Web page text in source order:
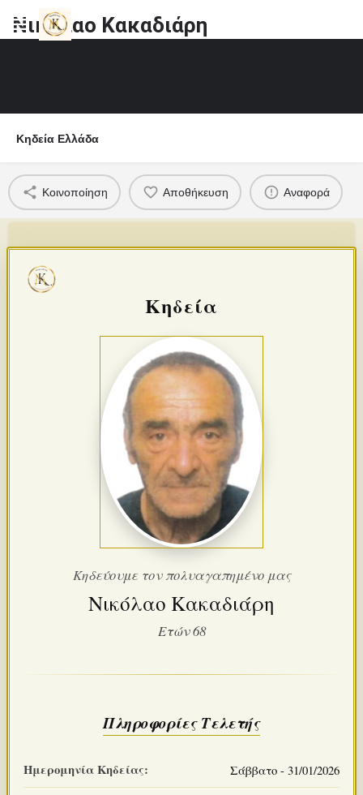
Νικόλαο Κακαδιάρη
Κηδεία Ελλάδα
Κοινοποίηση Αποθήκευση Αναφορά
Κηδεία
Κηδεύουμε τον πολυαγαπημένο μας
Νικόλαο Κακαδιάρη
Ετών 68
Πληροφορίες Τελετής
Ημερομηνία Κηδείας: Σάββατο - 31/01/2026